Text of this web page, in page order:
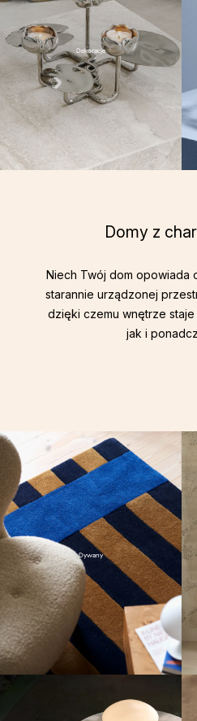
Dekoracje
Domy z
Niech Twój dom opowiada
starannie urządzonej
dzięki czemu wnętrze
jak i
Dywany